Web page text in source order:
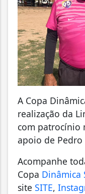
A Copa
realização da
com patrocínio
apoio de Pedro
Acompanhe
Copa Dinâmica
site SITE,